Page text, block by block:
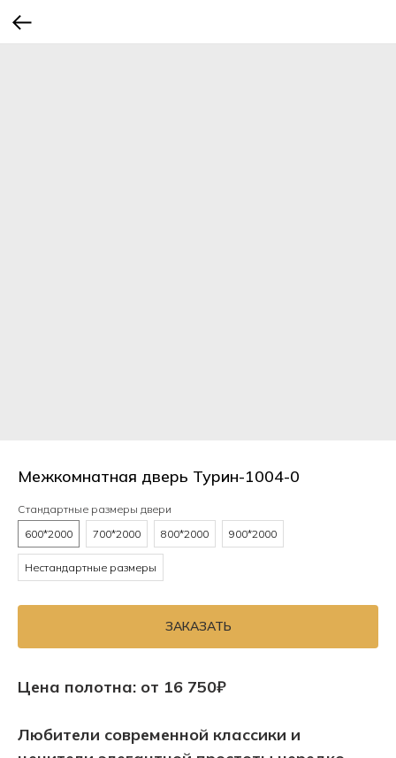
Межкомнатная дверь Турин-1004-0
Стандартные размеры двери
600*2000
700*2000 800*2000 900*2000
Нестандартные размеры
ЗАКАЗАТЬ
Цена полотна: от 16 750₽
Любители современной классики и